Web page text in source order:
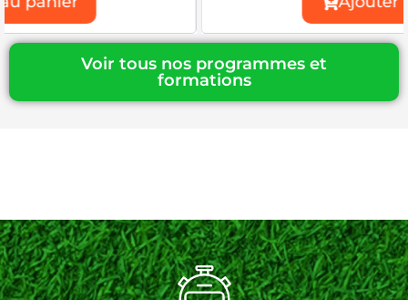
i
x
i
é
t
a
i
x
a
s
t
:
Voir tous nos programmes et
formations